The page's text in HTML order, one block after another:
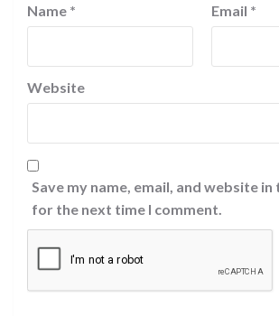
Name * Email *
Website
Save my name, email, and website
for the next time I comment.